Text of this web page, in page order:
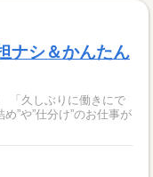
ナシ＆かんたん
「久しぶりに働きにで